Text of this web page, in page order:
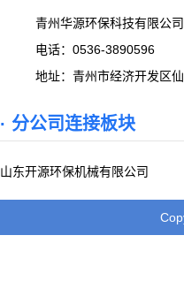
青州华源环保科技有限公司
电话：0536-3890596
地址：青州市经济开发区
· 分公司连接板块
山东开源环保机械有限公司